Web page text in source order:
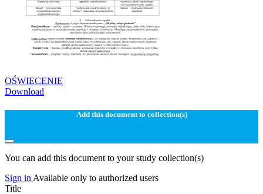
OŚWIECENIE
Download
Add this document to collection(s)
You can add this document to your study collection(s)
Sign in Available only to authorized users
Title